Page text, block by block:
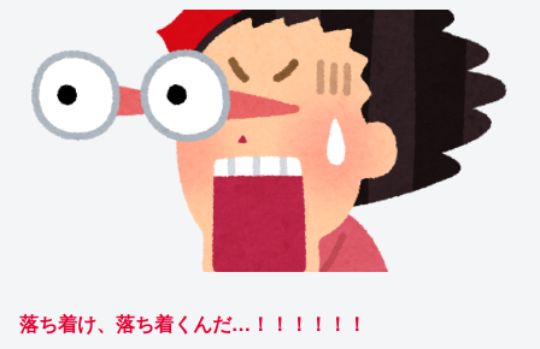
落ち着け、落ち着くんだ…！！！！！！